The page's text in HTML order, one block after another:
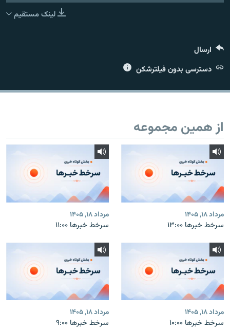
لینک مستقیم
ارسال
دسترسی بدون فیلترشکن
از همین مجموعه
مرداد ۱۸, ۱۴۰۵
سرخط خبرها ۱۳:۰۰
مرداد ۱۸, ۱۴۰۵
سرخط خبرها ۱۱:۰۰
مرداد ۱۸, ۱۴۰۵
سرخط خبرها ۱۰:۰۰
مرداد ۱۸, ۱۴۰۵
سرخط خبرها ۹:۰۰